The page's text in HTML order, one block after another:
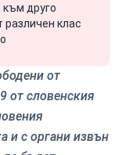
към друго
различен клас
от
от словенския
и с органи извън